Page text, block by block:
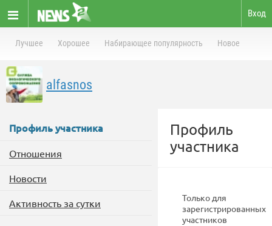
Вход
Лучшее Хорошее Набирающее популярность Новое
alfasnos
Профиль участника
Отношения
Новости
Активность за сутки
Профиль
участника
Только для
зарегистрированных
участников